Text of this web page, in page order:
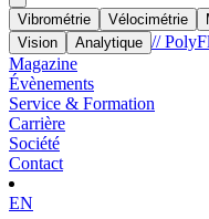
Vibrométrie Vélocimétrie
Vision
Analytique //
Magazine
Évènements
Service & Formation
Carrière
Société
Contact
EN